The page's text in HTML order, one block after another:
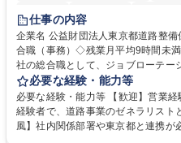
研修あり
退職金あり
駅近5分以内
資格取得手当あり
仕事の内容
企業名 公益財団法人東京都道路整備保全公社 求人名 【都
合職（事務）◇残業月平均9時間未満／有給
社の総合職として、ジョブローテー
等のフロント部門の部署等幅広い部
制度やキャリア支援が充実しております！ ※
管理部門：広報、人事、経理など当
門：駐車場の新規開拓、管理運営、
必要な経験・能力等
必要な経験・能力等 【歓迎】営業
経験者で、道路事業のゼネラリスト
風】社内関係部署や東京都と連携が